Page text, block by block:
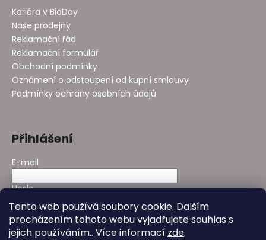
Tento web používá soubory cookie. Dalším
procházením tohoto webu vyjadřujete souhlas s
jejich používáním.. Více informací zde.
Kariéra v BioDay
Naše prodejny
Reklamační řád
Reklamační formulář
Obchodní podmínky
Oznámení o odstoupení od kupní smlouvy
Podmínky ochrany osobních údajů
Přihlášení
E-mail
Heslo
PŘIHLÁSIT SE